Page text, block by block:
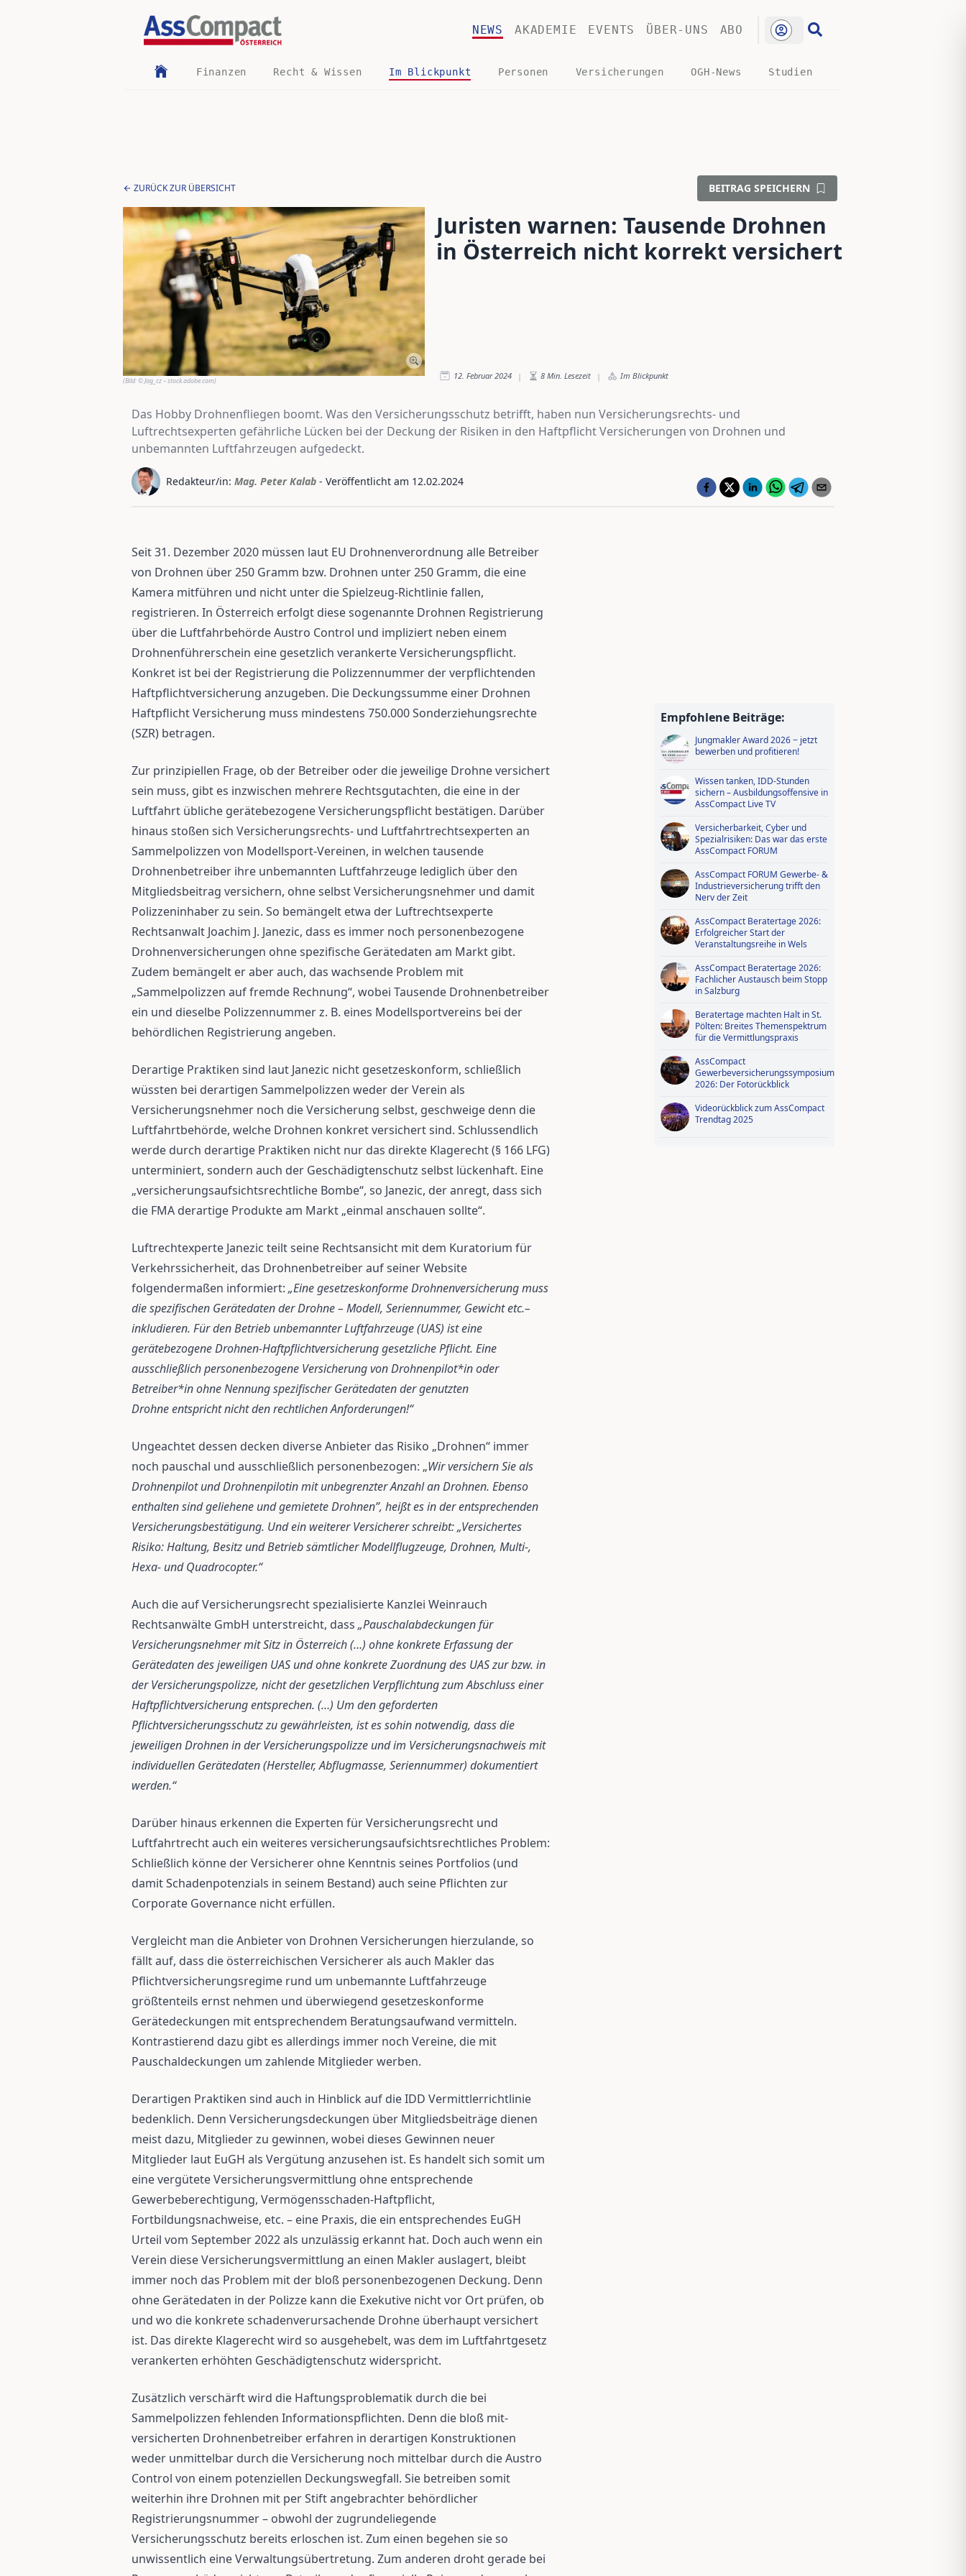
NEWS AKADEMIE EVENTS ÜBER-UNS ABO
Finanzen Recht & Wissen Im Blickpunkt Personen Versicherungen OGH-News Studien
ZURÜCK ZUR ÜBERSICHT BEITRAG SPEICHERN
(Bild:© Jag_cz – stock.adobe.com)
Juristen warnen: Tausende Drohnen
in Österreich nicht korrekt versichert
12. Februar 2024 | 8 Min. Lesezeit | Im Blickpunkt
Das Hobby Drohnenfliegen boomt. Was den Versicherungsschutz betrifft, haben nun Versicherungsrechts- und
Luftrechtsexperten gefährliche Lücken bei der Deckung der Risiken in den Haftpflicht Versicherungen von Drohnen und
unbemannten Luftfahrzeugen aufgedeckt.
Redakteur/in: Mag. Peter Kalab - Veröffentlicht am 12.02.2024
Seit 31. Dezember 2020 müssen laut EU Drohnenverordnung alle Betreiber
von Drohnen über 250 Gramm bzw. Drohnen unter 250 Gramm, die eine
Kamera mitführen und nicht unter die Spielzeug-Richtlinie fallen,
registrieren. In Österreich erfolgt diese sogenannte Drohnen Registrierung
über die Luftfahrbehörde Austro Control und impliziert neben einem
Drohnenführerschein eine gesetzlich verankerte Versicherungspflicht.
Konkret ist bei der Registrierung die Polizzennummer der verpflichtenden
Haftpflichtversicherung anzugeben. Die Deckungssumme einer Drohnen
Haftpflicht Versicherung muss mindestens 750.000 Sonderziehungsrechte
(SZR) betragen.
Zur prinzipiellen Frage, ob der Betreiber oder die jeweilige Drohne versichert
sein muss, gibt es inzwischen mehrere Rechtsgutachten, die eine in der
Luftfahrt übliche gerätebezogene Versicherungspflicht bestätigen. Darüber
hinaus stoßen sich Versicherungsrechts- und Luftfahrtrechtsexperten an
Sammelpolizzen von Modellsport-Vereinen, in welchen tausende
Drohnenbetreiber ihre unbemannten Luftfahrzeuge lediglich über den
Mitgliedsbeitrag versichern, ohne selbst Versicherungsnehmer und damit
Polizzeninhaber zu sein. So bemängelt etwa der Luftrechtsexperte
Rechtsanwalt Joachim J. Janezic, dass es immer noch personenbezogene
Drohnenversicherungen ohne spezifische Gerätedaten am Markt gibt.
Zudem bemängelt er aber auch, das wachsende Problem mit
„Sammelpolizzen auf fremde Rechnung“, wobei Tausende Drohnenbetreiber
ein und dieselbe Polizzennummer z. B. eines Modellsportvereins bei der
behördlichen Registrierung angeben.
Derartige Praktiken sind laut Janezic nicht gesetzeskonform, schließlich
wüssten bei derartigen Sammelpolizzen weder der Verein als
Versicherungsnehmer noch die Versicherung selbst, geschweige denn die
Luftfahrtbehörde, welche Drohnen konkret versichert sind. Schlussendlich
werde durch derartige Praktiken nicht nur das direkte Klagerecht (§ 166 LFG)
unterminiert, sondern auch der Geschädigtenschutz selbst lückenhaft. Eine
„versicherungsaufsichtsrechtliche Bombe“, so Janezic, der anregt, dass sich
die FMA derartige Produkte am Markt „einmal anschauen sollte“.
Luftrechtexperte Janezic teilt seine Rechtsansicht mit dem Kuratorium für
Verkehrssicherheit, das Drohnenbetreiber auf seiner Website
folgendermaßen informiert: „Eine gesetzeskonforme Drohnenversicherung muss
die spezifischen Gerätedaten der Drohne – Modell, Seriennummer, Gewicht etc.–
inkludieren. Für den Betrieb unbemannter Luftfahrzeuge (UAS) ist eine
gerätebezogene Drohnen-Haftpflichtversicherung gesetzliche Pflicht. Eine
ausschließlich personenbezogene Versicherung von Drohnenpilot*in oder
Betreiber*in ohne Nennung spezifischer Gerätedaten der genutzten
Drohne entspricht nicht den rechtlichen Anforderungen!“
Ungeachtet dessen decken diverse Anbieter das Risiko „Drohnen“ immer
noch pauschal und ausschließlich personenbezogen: „Wir versichern Sie als
Drohnenpilot und Drohnenpilotin mit unbegrenzter Anzahl an Drohnen. Ebenso
enthalten sind geliehene und gemietete Drohnen”, heißt es in der entsprechenden
Versicherungsbestätigung. Und ein weiterer Versicherer schreibt: „Versichertes
Risiko: Haltung, Besitz und Betrieb sämtlicher Modellflugzeuge, Drohnen, Multi-,
Hexa- und Quadrocopter.“
Auch die auf Versicherungsrecht spezialisierte Kanzlei Weinrauch
Rechtsanwälte GmbH unterstreicht, dass „Pauschalabdeckungen für
Versicherungsnehmer mit Sitz in Österreich (…) ohne konkrete Erfassung der
Gerätedaten des jeweiligen UAS und ohne konkrete Zuordnung des UAS zur bzw. in
der Versicherungspolizze, nicht der gesetzlichen Verpflichtung zum Abschluss einer
Haftpflichtversicherung entsprechen. (…) Um den geforderten
Pflichtversicherungsschutz zu gewährleisten, ist es sohin notwendig, dass die
jeweiligen Drohnen in der Versicherungspolizze und im Versicherungsnachweis mit
individuellen Gerätedaten (Hersteller, Abflugmasse, Seriennummer) dokumentiert
werden.“
Darüber hinaus erkennen die Experten für Versicherungsrecht und
Luftfahrtrecht auch ein weiteres versicherungsaufsichtsrechtliches Problem:
Schließlich könne der Versicherer ohne Kenntnis seines Portfolios (und
damit Schadenpotenzials in seinem Bestand) auch seine Pflichten zur
Corporate Governance nicht erfüllen.
Vergleicht man die Anbieter von Drohnen Versicherungen hierzulande, so
fällt auf, dass die österreichischen Versicherer als auch Makler das
Pflichtversicherungsregime rund um unbemannte Luftfahrzeuge
größtenteils ernst nehmen und überwiegend gesetzeskonforme
Gerätedeckungen mit entsprechendem Beratungsaufwand vermitteln.
Kontrastierend dazu gibt es allerdings immer noch Vereine, die mit
Pauschaldeckungen um zahlende Mitglieder werben.
Derartigen Praktiken sind auch in Hinblick auf die IDD Vermittlerrichtlinie
bedenklich. Denn Versicherungsdeckungen über Mitgliedsbeiträge dienen
meist dazu, Mitglieder zu gewinnen, wobei dieses Gewinnen neuer
Mitglieder laut EuGH als Vergütung anzusehen ist. Es handelt sich somit um
eine vergütete Versicherungsvermittlung ohne entsprechende
Gewerbeberechtigung, Vermögensschaden-Haftpflicht,
Fortbildungsnachweise, etc. – eine Praxis, die ein entsprechendes EuGH
Urteil vom September 2022 als unzulässig erkannt hat. Doch auch wenn ein
Verein diese Versicherungsvermittlung an einen Makler auslagert, bleibt
immer noch das Problem mit der bloß personenbezogenen Deckung. Denn
ohne Gerätedaten in der Polizze kann die Exekutive nicht vor Ort prüfen, ob
und wo die konkrete schadenverursachende Drohne überhaupt versichert
ist. Das direkte Klagerecht wird so ausgehebelt, was dem im Luftfahrtgesetz
verankerten erhöhten Geschädigtenschutz widerspricht.
Zusätzlich verschärft wird die Haftungsproblematik durch die bei
Sammelpolizzen fehlenden Informationspflichten. Denn die bloß mit-
versicherten Drohnenbetreiber erfahren in derartigen Konstruktionen
weder unmittelbar durch die Versicherung noch mittelbar durch die Austro
Control von einem potenziellen Deckungswegfall. Sie betreiben somit
weiterhin ihre Drohnen mit per Stift angebrachter behördlicher
Registrierungsnummer – obwohl der zugrundeliegende
Versicherungsschutz bereits erloschen ist. Zum einen begehen sie so
unwissentlich eine Verwaltungsübertretung. Zum anderen droht gerade bei
Empfohlene Beiträge:
Jungmakler Award 2026 − jetzt
bewerben und profitieren!
Wissen tanken, IDD-Stunden
sichern – Ausbildungsoffensive in
AssCompact Live TV
Versicherbarkeit, Cyber und
Spezialrisiken: Das war das erste
AssCompact FORUM
AssCompact FORUM Gewerbe- &
Industrieversicherung trifft den
Nerv der Zeit
AssCompact Beratertage 2026:
Erfolgreicher Start der
Veranstaltungsreihe in Wels
AssCompact Beratertage 2026:
Fachlicher Austausch beim Stopp
in Salzburg
Beratertage machten Halt in St.
Pölten: Breites Themenspektrum
für die Vermittlungspraxis
AssCompact
Gewerbeversicherungssymposium
2026: Der Fotorückblick
Videorückblick zum AssCompact
Trendtag 2025